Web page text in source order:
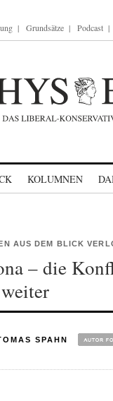
Grundsätze Podcast
KOLUMNEN
AUS DEM BLICK
– die
SPAHN